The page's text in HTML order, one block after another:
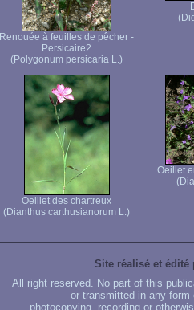
Renouée à feuilles de pêcher -
Persicaire2
(Polygonum persicaria L.)
Oeillet des chartreux
(Dianthus carthusianorum L.)
Oeillet
Site réalisé et édité
All right reserved. No part of this
or transmitted in any
photocopying, recording or